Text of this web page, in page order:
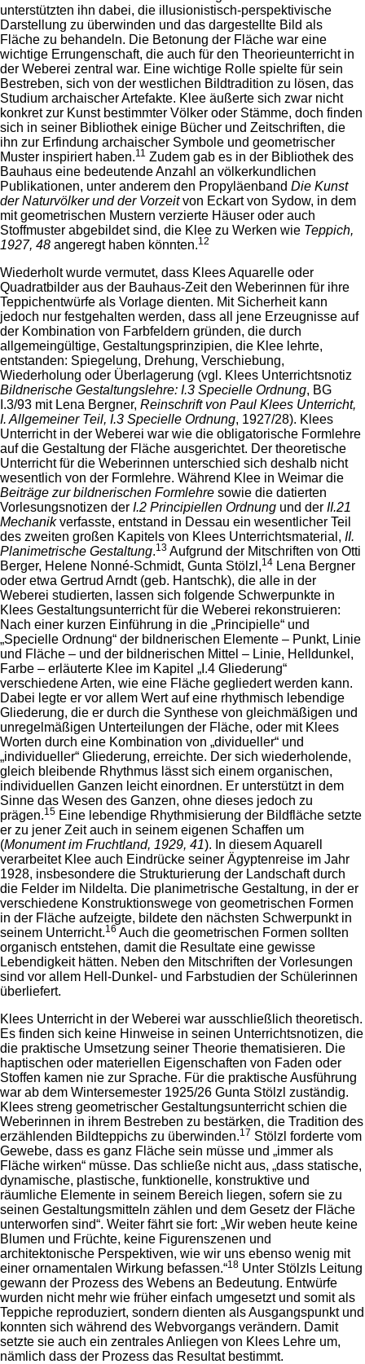
unterstützten ihn dabei, die illusionistisch-perspektivische
Darstellung zu überwinden und das dargestellte Bild als
Fläche zu behandeln. Die Betonung der Fläche war eine
wichtige Errungenschaft, die auch für den Theorieunterricht in
der Weberei zentral war. Eine wichtige Rolle spielte für sein
Bestreben, sich von der westlichen Bildtradition zu lösen, das
Studium archaischer Artefakte. Klee äußerte sich zwar nicht
konkret zur Kunst bestimmter Völker oder Stämme, doch finden
sich in seiner Bibliothek einige Bücher und Zeitschriften, die
ihn zur Erfindung archaischer Symbole und geometrischer
Muster inspiriert haben.11 Zudem gab es in der Bibliothek des
Bauhaus eine bedeutende Anzahl an völkerkundlichen
Publikationen, unter anderem den Propyläenband Die Kunst
der Naturvölker und der Vorzeitvon Eckart von Sydow, in dem
mit geometrischen Mustern verzierte Häuser oder auch
Stoffmuster abgebildet sind, die Klee zu Werken wie Teppich,
1927, 48 angeregt haben könnten.12
Wiederholt wurde vermutet, dass Klees Aquarelle oder
Quadratbilder aus der Bauhaus-Zeit den Weberinnen für ihre
Teppichentwürfe als Vorlage dienten. Mit Sicherheit kann
jedoch nur festgehalten werden, dass all jene Erzeugnisse auf
der Kombination von Farbfeldern gründen, die durch
allgemeingültige, Gestaltungsprinzipien, die Klee lehrte,
entstanden: Spiegelung, Drehung, Verschiebung,
Wiederholung oder Überlagerung (vgl. Klees Unterrichtsnotiz
Bildnerische Gestaltungslehre: I.3 Specielle Ordnung, BG
I.3/93 mit Lena Bergner, Reinschrift von Paul Klees Unterricht,
I. Allgemeiner Teil, I.3 Specielle Ordnung, 1927/28). Klees
Unterricht in der Weberei war wie die obligatorische Formlehre
auf die Gestaltung der Fläche ausgerichtet. Der theoretische
Unterricht für die Weberinnen unterschied sich deshalb nicht
wesentlich von der Formlehre. Während Klee in Weimar die
Beiträge zur bildnerischen Formlehre sowie die datierten
Vorlesungsnotizen der I.2 Principiellen Ordnung und der II.21
Mechanikverfasste, entstand in Dessau ein wesentlicher Teil
des zweiten großen Kapitels von Klees Unterrichtsmaterial, II.
Planimetrische Gestaltung.13 Aufgrund der Mitschriften von Otti
Berger, Helene Nonné-Schmidt, Gunta Stölzl,14 Lena Bergner
oder etwa Gertrud Arndt (geb. Hantschk), die alle in der
Weberei studierten, lassen sich folgende Schwerpunkte in
Klees Gestaltungsunterricht für die Weberei rekonstruieren:
Nach einer kurzen Einführung in die „Principielle“ und
„Specielle Ordnung“ der bildnerischen Elemente – Punkt, Linie
und Fläche – und der bildnerischen Mittel – Linie, Helldunkel,
Farbe – erläuterte Klee im Kapitel „I.4 Gliederung“
verschiedene Arten, wie eine Fläche gegliedert werden kann.
Dabei legte er vor allem Wert auf eine rhythmisch lebendige
Gliederung, die er durch die Synthese von gleichmäßigen und
unregelmäßigen Unterteilungen der Fläche, oder mit Klees
Worten durch eine Kombination von „dividueller“ und
„individueller“ Gliederung, erreichte. Der sich wiederholende,
gleich bleibende Rhythmus lässt sich einem organischen,
individuellen Ganzen leicht einordnen. Er unterstützt in dem
Sinne das Wesen des Ganzen, ohne dieses jedoch zu
prägen.15 Eine lebendige Rhythmisierung der Bildfläche setzte
er zu jener Zeit auch in seinem eigenen Schaffen um
(Monument im Fruchtland, 1929, 41). In diesem Aquarell
verarbeitet Klee auch Eindrücke seiner Ägyptenreise im Jahr
1928, insbesondere die Strukturierung der Landschaft durch
die Felder im Nildelta. Die planimetrische Gestaltung, in der er
verschiedene Konstruktionswege von geometrischen Formen
in der Fläche aufzeigte, bildete den nächsten Schwerpunkt in
seinem Unterricht.16 Auch die geometrischen Formen sollten
organisch entstehen, damit die Resultate eine gewisse
Lebendigkeit hätten. Neben den Mitschriften der Vorlesungen
sind vor allem Hell-Dunkel- und Farbstudien der Schülerinnen
überliefert.
Klees Unterricht in der Weberei war ausschließlich theoretisch.
Es finden sich keine Hinweise in seinen Unterrichtsnotizen, die
die praktische Umsetzung seiner Theorie thematisieren. Die
haptischen oder materiellen Eigenschaften von Faden oder
Stoffen kamen nie zur Sprache. Für die praktische Ausführung
war ab dem Wintersemester 1925/26 Gunta Stölzl zuständig.
Klees streng geometrischer Gestaltungsunterricht schien die
Weberinnen in ihrem Bestreben zu bestärken, die Tradition des
erzählenden Bildteppichs zu überwinden.17 Stölzl forderte vom
Gewebe, dass es ganz Fläche sein müsse und „immer als
Fläche wirken“ müsse. Das schließe nicht aus, „dass statische,
dynamische, plastische, funktionelle, konstruktive und
räumliche Elemente in seinem Bereich liegen, sofern sie zu
seinen Gestaltungsmitteln zählen und dem Gesetz der Fläche
unterworfen sind“. Weiter fährt sie fort: „Wir weben heute keine
Blumen und Früchte, keine Figurenszenen und
architektonische Perspektiven, wie wir uns ebenso wenig mit
einer ornamentalen Wirkung befassen.“18 Unter Stölzls Leitung
gewann der Prozess des Webens an Bedeutung. Entwürfe
wurden nicht mehr wie früher einfach umgesetzt und somit als
Teppiche reproduziert, sondern dienten als Ausgangspunkt und
konnten sich während des Webvorgangs verändern. Damit
setzte sie auch ein zentrales Anliegen von Klees Lehre um,
nämlich dass der Prozess das Resultat bestimmt.